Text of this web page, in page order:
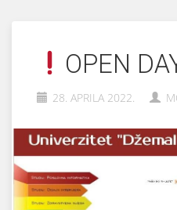
OPEN
28. APRILA 2022.